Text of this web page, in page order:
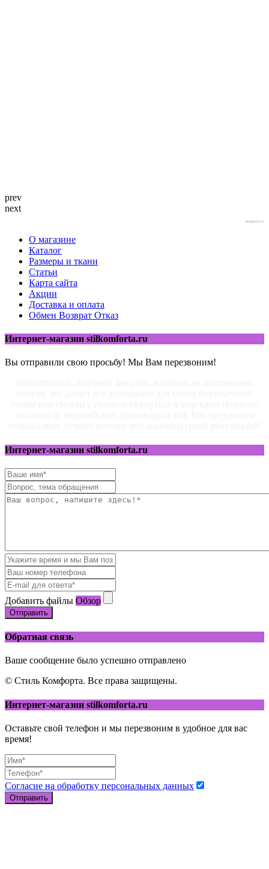
prev
next
blogjquery.ru
О магазине
Каталог
Размеры и ткани
Статьи
Карта сайта
Акции
Доставка и оплата
Обмен Возврат Отказ
Интернет-магазин stilkomforta.ru
Вы отправили свою просьбу! Мы Вам перезвоним!
Интернет-магазин stilkomforta.ru
Добавить файлы Обзор
Отправить
Обратная связь
Ваше сообщение было успешно отправлено
© Стиль Комфорта. Все права защищены.
Интернет-магазин stilkomforta.ru
Оставьте свой телефон и мы перезвоним в удобное для вас
время!
Согласие на обработку персональных данных
Отправить